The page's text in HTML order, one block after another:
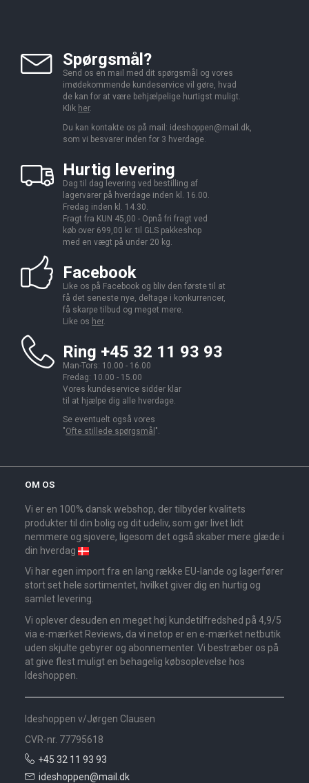
Spørgsmål?
Send os en mail med dit spørgsmål og vores
imødekommende kundeservice vil gøre, hvad
de kan for at være behjælpelige hurtigst muligt.
Klik her.
Du kan kontakte os på mail: ideshoppen@mail.dk,
som vi besvarer inden for 3 hverdage.
Hurtig levering
Dag til dag levering ved bestilling af
lagervarer på hverdage inden kl. 16.00.
Fredag inden kl. 14.30.
Fragt fra KUN 45,00 - Opnå fri fragt ved
køb over 699,00 kr. til GLS pakkeshop
med en vægt på under 20 kg.
Facebook
Like os på Facebook og bliv den første til at
få det seneste nye, deltage i konkurrencer,
få skarpe tilbud og meget mere.
Like os her.
Ring +45 32 11 93 93
Man-Tors: 10.00 - 16.00
Fredag: 10.00 - 15.00
Vores kundeservice sidder klar
til at hjælpe dig alle hverdage.
Se eventuelt også vores
"Ofte stillede spørgsmål ".
OM OS
Vi er en 100% dansk webshop, der tilbyder kvalitets
produkter til din bolig og dit udeliv, som gør livet lidt
nemmere og sjovere, ligesom det også skaber mere glæde i
din hverdag
Vi har egen import fra en lang række EU-lande og lagerfører
stort set hele sortimentet, hvilket giver dig en hurtig og
samlet levering.
Vi oplever desuden en meget høj kundetilfredshed på 4,9/5
via e-mærket Reviews, da vi netop er en e-mærket netbutik
uden skjulte gebyrer og abonnementer. Vi bestræber os på
at give flest muligt en behagelig købsoplevelse hos
Ideshoppen.
Ideshoppen v/Jørgen Clausen
CVR-nr. 77795618
+45 32 11 93 93
ideshoppen@mail.dk